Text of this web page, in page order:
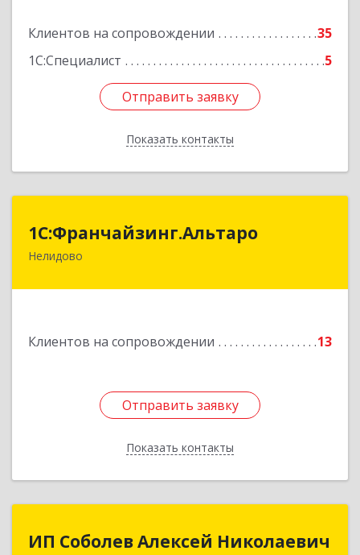
Клиентов на сопровождении
35
1С:Специалист
5
Отправить заявку
Показать контакты
Подробнее
Отправить заявку
Назад
1С:Франчайзинг.Альтаро
Нелидово
Клиентов на сопровождении 13
Отправить заявку
Показать контакты
1С:Франчайзинг.Альтаро
172527, Тверская обл, Нелидово г, Матросова
Отправить заявку
Назад
ИП Соболев Алексей Николаевич
ИП Соболев Алексей Николаевич